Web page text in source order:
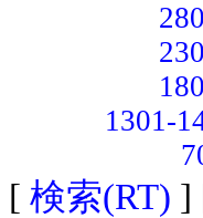
1301-
[ 検索(RT) ]